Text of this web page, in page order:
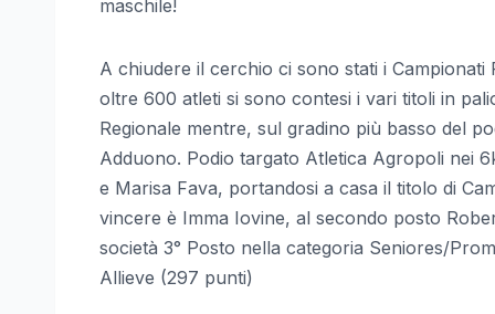
maschile!
A chiudere il cerchio ci sono stati i
oltre 600 atleti si sono contesi i vari titoli in
Regionale mentre, sul gradino più basso del
Adduono. Podio targato Atletica Agropoli nei
e Marisa Fava, portandosi a casa il titolo di
vincere è Imma Iovine, al secondo posto
società 3° Posto nella categoria Seniores/
Allieve (297 punti)